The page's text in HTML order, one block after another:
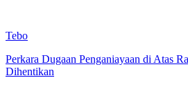
Tebo
Perkara Dugaan Penganiayaan di Atas
Dihentikan